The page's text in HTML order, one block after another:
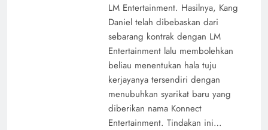
LM Entertainment. Hasilnya, Kang
Daniel telah dibebaskan dari
sebarang kontrak dengan LM
Entertainment lalu membolehkan
beliau menentukan hala tuju
kerjayanya tersendiri dengan
menubuhkan syarikat baru yang
diberikan nama Konnect
Entertainment. Tindakan ini…